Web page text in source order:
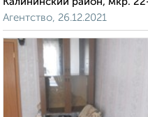
Агентство, 26.12.2021